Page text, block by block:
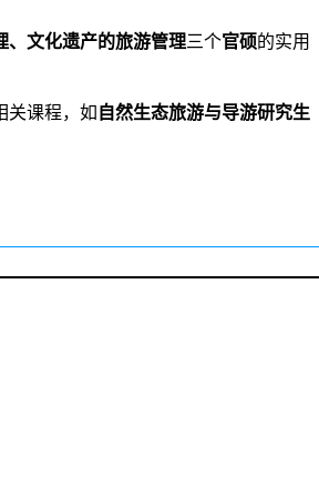
、文化遗产的旅游管理三个官硕的实用
关课程，如 自然生态旅游与导游研究生